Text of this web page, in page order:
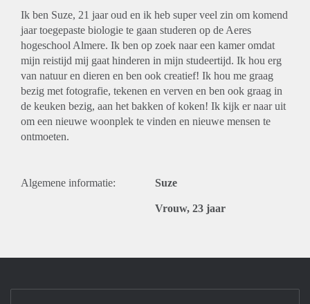
Ik ben Suze, 21 jaar oud en ik heb super veel zin om komend
jaar toegepaste biologie te gaan studeren op de Aeres
hogeschool Almere. Ik ben op zoek naar een kamer omdat
mijn reistijd mij gaat hinderen in mijn studeertijd. Ik hou erg
van natuur en dieren en ben ook creatief! Ik hou me graag
bezig met fotografie, tekenen en verven en ben ook graag in
de keuken bezig, aan het bakken of koken! Ik kijk er naar uit
om een nieuwe woonplek te vinden en nieuwe mensen te
ontmoeten.
Algemene informatie: Suze
Vrouw, 23 jaar